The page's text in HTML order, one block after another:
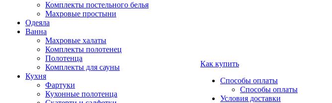
Комплекты постельного белья
Махровые простыни
Одеяла
Ванна
Махровые халаты
Комплекты полотенец
Полотенца
Комплекты для сауны
Кухня
Фартуки
Кухонные полотенца
Как купить
Способы оплаты
Способы оплаты
Условия доставки